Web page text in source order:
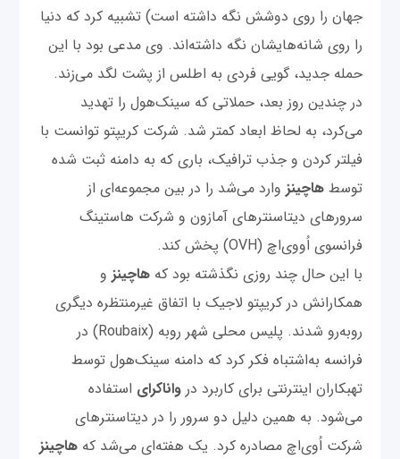
جهان را روی دوشش نگه داشته است) تشبیه کرد که دنیا
را روی شانه‌هایشان نگه داشته‌اند. وی مدعی بود با این
حمله جدید، گویی فردی به اطلس از پشت لگد می‌زند.
در چندین روز بعد، حملاتی که سینک‌هول را تهدید
می‌‌کرد، به لحاظ ابعاد کمتر شد. شرکت کریپتو توانست با
فیلتر کردن و جذب ترافیک، باری که به دامنه ثبت شده
توسطهاچینز وارد می‌شد را در بین مجموعه‌ای از
سرورهای دیتاسنترهای آمازون و شرکت هاستینگ
فرانسوی اُو‌وی‌اچ (OVH) پخش کند.
با این حال چند روزی نگذشته بود کههاچینز و
همکارانش در کریپتو لاجیک با اتفاق غیرمنتظره دیگری
روبه‌رو شدند. پلیس محلی شهر روبه (Roubaix) در
فرانسه به‌اشتباه فکر کرد که دامنه سینک‌هول توسط
تهبکاران اینترنتی برای کاربرد درواناکرای استفاده
می‌شود. به همین دلیل دو سرور را در دیتاسنترهای
شرکت اُ‌وی‌‌اچ مصادره کرد. یک هفته‌ای می‌شد کههاچینز